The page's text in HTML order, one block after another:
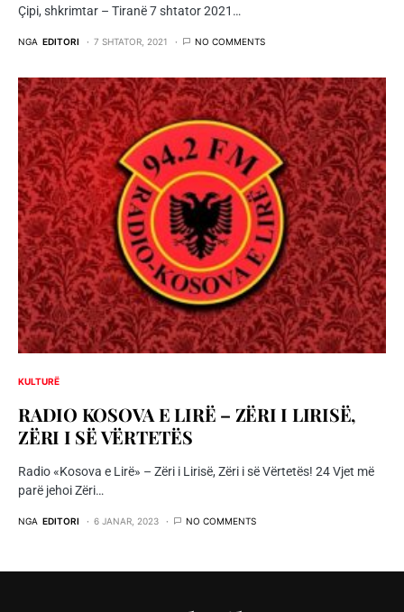
Çipi, shkrimtar – Tiranë 7 shtator 2021…
NGA EDITORI 7 SHTATOR, 2021 NO COMMENTS
KULTURË
RADIO KOSOVA E LIRË – ZËRI I LIRISË,
ZËRI I SË VËRTETËS
Radio «Kosova e Lirë» – Zëri i Lirisë, Zëri i së Vërtetës! 24 Vjet më
parë jehoi Zëri…
NGA EDITORI 6 JANAR, 2023 NO COMMENTS